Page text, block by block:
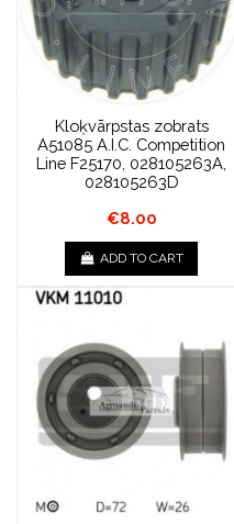
Kloķvārpstas zobrats
A51085 A.I.C. Competition
Line F25170, 028105263A,
028105263D
€8.00
ADD TO CART